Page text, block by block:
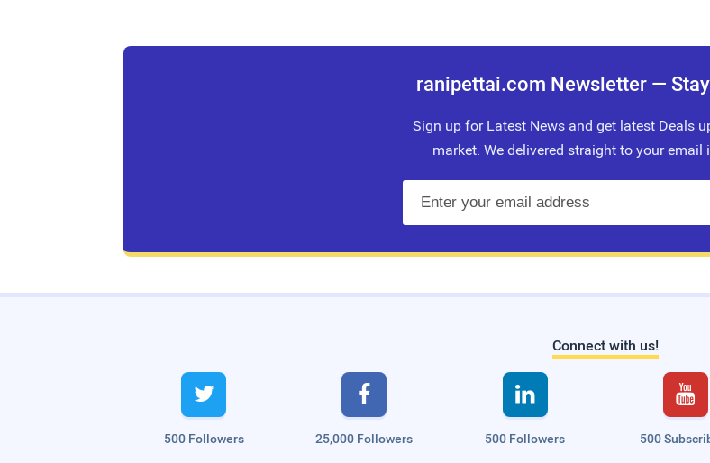
ranipettai.com Newsletter —
Sign up for Latest News and get latest Deals
market. We delivered straight to your email
l
A visitor from
முட்டை மசாலா டோஸ்ட் | Quick Egg
1 hr 28 mins ago
அரக்கோணம்: `ரூட் தல’ பிரச்னையில்…
hrs 14 mins ago
Connect with us!

500 Followers

25,000 Followers

500 Followers

500